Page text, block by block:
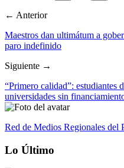
← Anterior
Maestros dan ultimátum a
paro indefinido
Siguiente →
“Primero calidad”: estudiantes
universidades sin
Red de Medios Regionales del
Lo Último